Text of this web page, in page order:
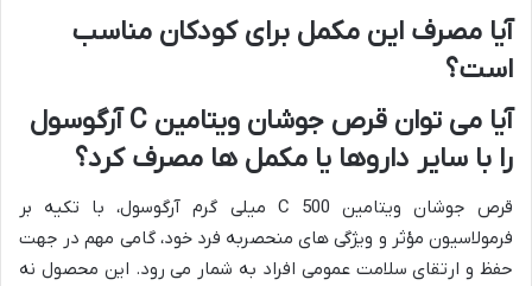
آیا مصرف این مکمل برای کودکان مناسب
است؟
آیا می توان قرص جوشان ویتامین C آرگوسول
را با سایر داروها یا مکمل ها مصرف کرد؟
قرص جوشان ویتامین C 500 میلی گرم آرگوسول، با تکیه بر
فرمولاسیون مؤثر و ویژگی های منحصربه فرد خود، گامی مهم در جهت
حفظ و ارتقای سلامت عمومی افراد به شمار می رود. این محصول نه